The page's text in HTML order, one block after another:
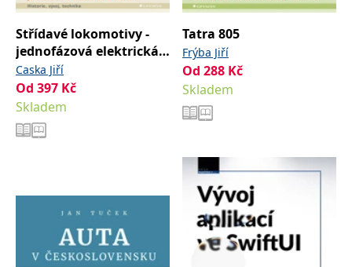
Střídavé lokomotivy -
jednofázová elektrická
vozidla
Caska Jiří
Od 397 Kč
Skladem
Tatra 805
Frýba Jiří
Od 288 Kč
Skladem